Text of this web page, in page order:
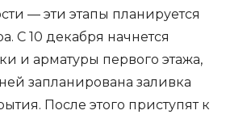
— эти этапы планируется
С 10 декабря начнется
и арматуры первого этажа,
запланирована заливка
После этого приступят к